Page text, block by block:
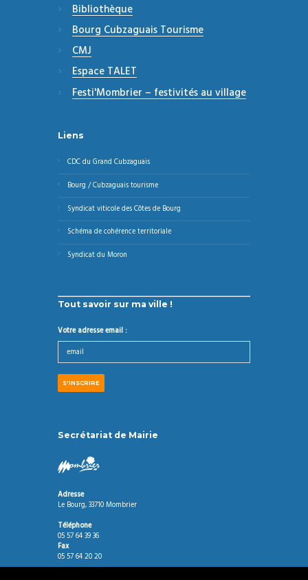
Bibliothèque
Bourg Cubzaguais Tourisme
CMJ
Espace TALET
Festi'Mombrier – festivités au village
Liens
CDC du Grand Cubzaguais
Bourg / Cubzaguais tourisme
Syndicat viticole des Côtes de Bourg
Schéma de cohérence territoriale
Syndicat du Moron
Tout savoir sur ma ville !
Votre adresse email :
Secrétariat de Mairie
Adresse
Le Bourg, 33710 Mombrier
Téléphone
05 57 64 39 36
Fax
05 57 64 20 20